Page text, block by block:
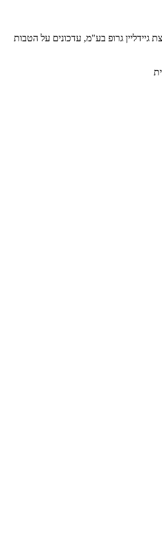
גיידליין גרופ בע"מ, עדכונים על הטבות